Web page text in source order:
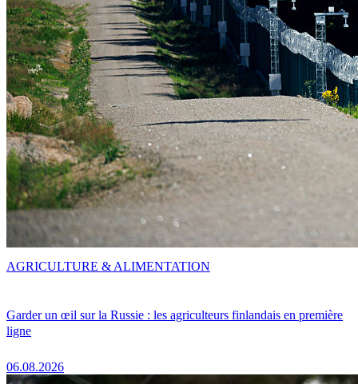
Garder un œil sur la Russie : les agriculteurs finlandais en première
ligne
06.08.2026
AGRICULTURE & ALIMENTATION